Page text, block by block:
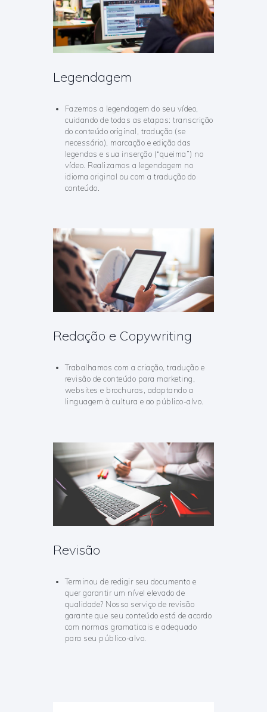
Legendagem
Fazemos a legendagem do seu vídeo,
cuidando de todas as etapas: transcrição
do conteúdo original, tradução (se
necessário), marcação e edição das
legendas e sua inserção (“queima”) no
vídeo. Realizamos a legendagem no
idioma original ou com a tradução do
conteúdo.
Redação e Copywriting
Trabalhamos com a criação, tradução e
revisão de conteúdo para marketing,
websites e brochuras, adaptando a
linguagem à cultura e ao público-alvo.
Revisão
Terminou de redigir seu documento e
quer garantir um nível elevado de
qualidade? Nosso serviço de revisão
garante que seu conteúdo está de acordo
com normas gramaticais e adequado
para seu público-alvo.